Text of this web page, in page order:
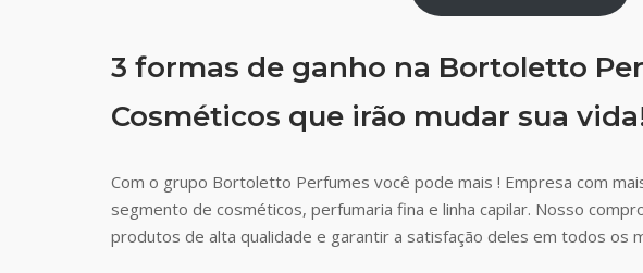
3 formas de ganho na Bortoletto
Cosméticos que irão mudar sua
Com o grupo Bortoletto Perfumes você pode mais ! Empresa com
segmento de cosméticos, perfumaria fina e linha capilar. Nosso
produtos de alta qualidade e garantir a satisfação deles em todos os